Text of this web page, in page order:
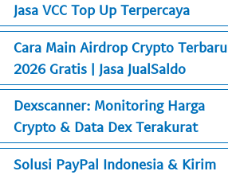
Jasa VCC Top Up Terpercaya
Cara Main Airdrop Crypto Terbaru
2026 Gratis | Jasa JualSaldo
Dexscanner: Monitoring Harga
Crypto & Data Dex Terakurat
Solusi PayPal Indonesia & Kirim